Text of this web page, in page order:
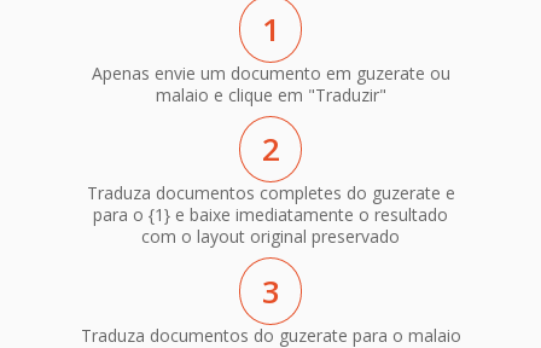
1
Apenas envie um documento em guzerate ou
malaio e clique em "Traduzir"
2
Traduza documentos completes do guzerate e
para o {1} e baixe imediatamente o resultado
com o layout original preservado
3
Traduza documentos do guzerate para o malaio